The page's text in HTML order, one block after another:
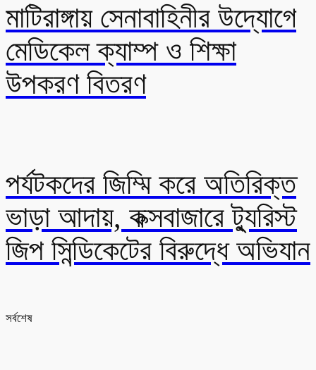
মাটিরাঙ্গায় সেনাবাহিনীর উদ্যোগে
মেডিকেল ক্যাম্প ও শিক্ষা
উপকরণ বিতরণ
পর্যটকদের জিম্মি করে অতিরিক্ত
ভাড়া আদায়, কক্সবাজারে ট্যুরিস্ট
জিপ সিন্ডিকেটের বিরুদ্ধে অভিযান
সর্বশেষ